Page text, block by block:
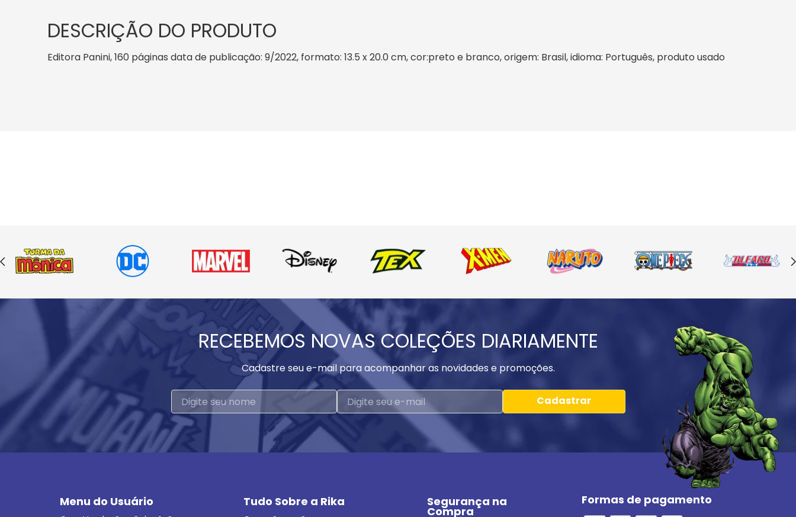
DESCRIÇÃO DO PRODUTO
Editora Panini, 160 páginas data de publicação: 9/2022, formato: 13.5 x 20.0 cm, cor:preto e branco, origem: Brasil, idioma: Português, produto usado
RECEBEMOS NOVAS COLEÇÕES DIARIAMENTE
Cadastre seu e-mail para acompanhar as novidades e promoções.
Cadastrar
Menu do Usuário Tudo Sobre a Rika Segurança na
Compra
Formas de pagamento